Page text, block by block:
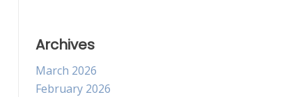
Archives
March 2026
February 2026